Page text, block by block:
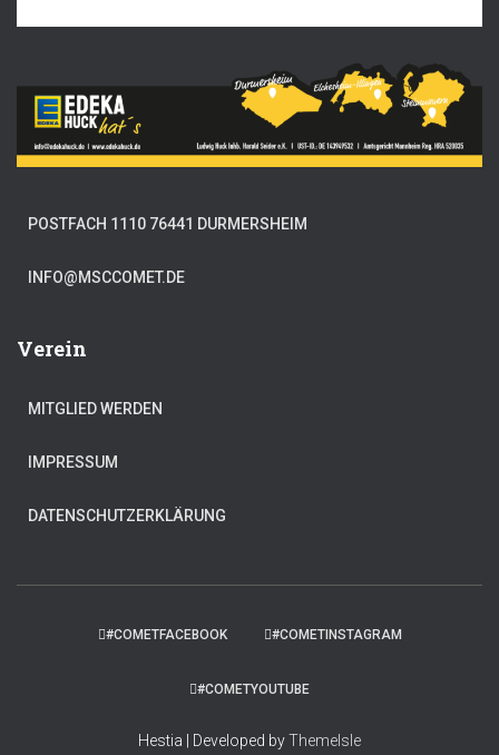
POSTFACH 1110 76441 DURMERSHEIM
INFO@MSCCOMET.DE
Verein
MITGLIED WERDEN
IMPRESSUM
DATENSCHUTZERKLÄRUNG
#COMETFACEBOOK #COMETINSTAGRAM
#COMETYOUTUBE
Hestia | Developed byThemeIsle